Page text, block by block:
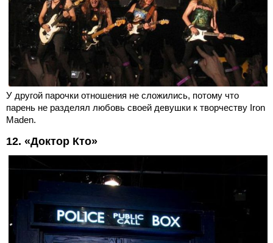
У другой парочки отношения не сложились, потому что
парень не разделял любовь своей девушки к творчеству Iron
Maden.
12. «Доктор Кто»